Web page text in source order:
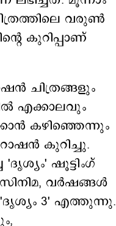
വരുണ്‍
കുറിപ്പാണ്
ചിത്രങ്ങളും
എക്കാലവും
കഴിഞ്ഞെന്നും
റോഷന്‍ കുറിച്ചു.
ഷൂട്ടിംഗ്
വർഷങ്ങൾ
'ദൃശ്യം 3' എത്തുന്നു.